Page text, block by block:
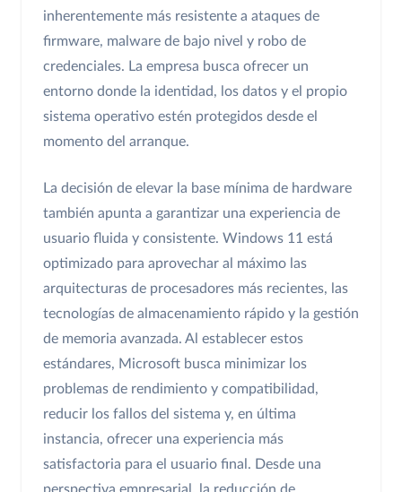
inherentemente más resistente a ataques de
firmware, malware de bajo nivel y robo de
credenciales. La empresa busca ofrecer un
entorno donde la identidad, los datos y el propio
sistema operativo estén protegidos desde el
momento del arranque.
La decisión de elevar la base mínima de hardware
también apunta a garantizar una experiencia de
usuario fluida y consistente. Windows 11 está
optimizado para aprovechar al máximo las
arquitecturas de procesadores más recientes, las
tecnologías de almacenamiento rápido y la gestión
de memoria avanzada. Al establecer estos
estándares, Microsoft busca minimizar los
problemas de rendimiento y compatibilidad,
reducir los fallos del sistema y, en última
instancia, ofrecer una experiencia más
satisfactoria para el usuario final. Desde una